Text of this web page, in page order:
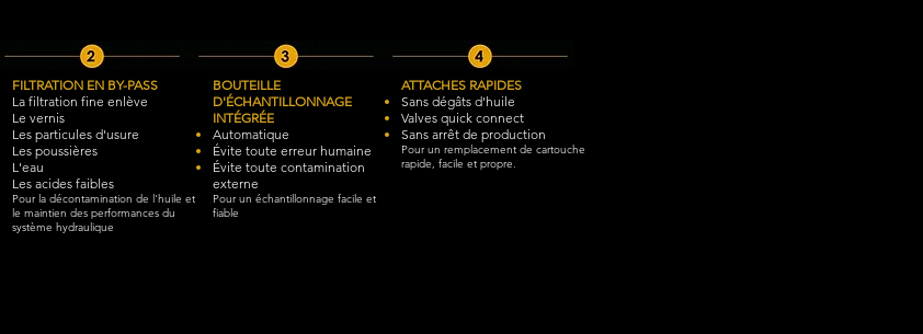
FILTRATION EN BY-PASS
La filtration fine enlève
Le vernis
Les particules d'usure
Les poussières
L'eau
​Les acides faibles
Pour la décontamination de l'huile et
le maintien des performances du
système hydraulique
BOUTEILLE
D'ÉCHANTILLONNAGE
INTÉGRÉE
Automatique
Évite toute erreur humaine
Évite toute contamination
externe
Pour un échantillonnage facile et
fiable
ATTACHES RAPIDES
Sans dégâts d'huile
Valves quick connect
Sans arrêt de production
Pour un remplacement de cartouche
rapide, facile et propre.